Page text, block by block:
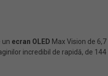
un ecran OLED Max Vision de
incredibil de rapidă, de